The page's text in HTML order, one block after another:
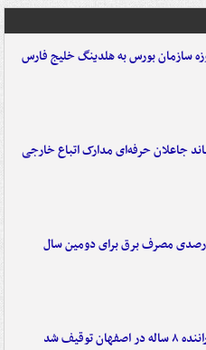
جاعلان حرفه‌ای مدارک اتباع خارجی
۳ درصدی مصرف برق برای دومین سال
توقیف شد